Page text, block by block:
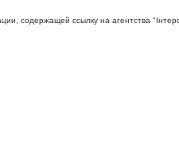
содержащей ссылку на агентства